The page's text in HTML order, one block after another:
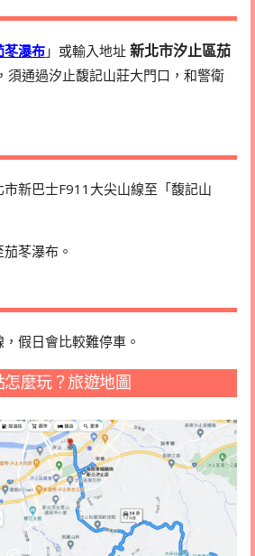
苳瀑布 」或輸入地址 新北市汐止區茄
須通過汐止馥記山莊大門口，和警衛
新巴士F911大尖山線至「馥記山
苳瀑布。
假日會比較難停車。
麼玩？旅遊地圖